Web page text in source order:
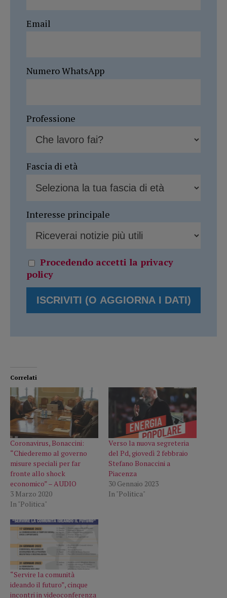
Email
Numero WhatsApp
Professione
Fascia di età
Interesse principale
Procedendo accetti la privacy
policy
Correlati
Coronavirus, Bonaccini:
“Chiederemo al governo
misure speciali per far
fronte allo shock
economico” – AUDIO
3 Marzo 2020
In "Politica"
Verso la nuova segreteria
del Pd, giovedì 2 febbraio
Stefano Bonaccini a
Piacenza
30 Gennaio 2023
In "Politica"
“Servire la comunità
ideando il futuro”, cinque
incontri in videoconferenza